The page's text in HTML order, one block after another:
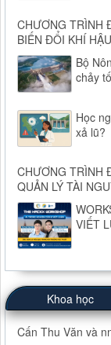
CHƯƠNG TRÌNH
BIẾN ĐỔI KHÍ
Bộ
chảy
Học
xả lũ?
CHƯƠNG TRÌNH
QUẢN LÝ TÀI
VIẾT
Khoa học
Cấn Thu Văn và